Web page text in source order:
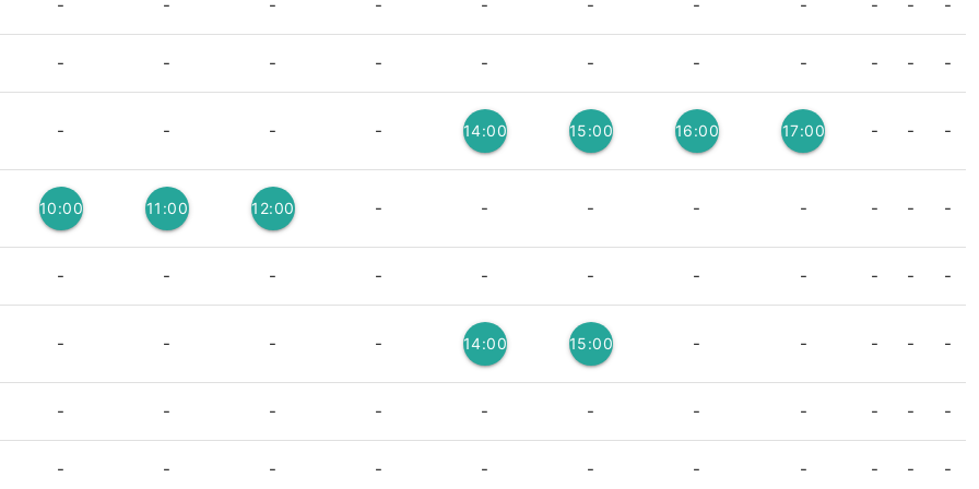
- - - - - - - - - - -
- - - - - - - - - - -
- - - - 14:00
3
15:00
3
16:00
3
17:00
3
- - -
10:00
3
11:00
3
12:00
3
- - - - - - - -
- - - - - - - - - - -
- - - - 14:00
3
15:00
3
- - - - -
- - - - - - - - - - -
- - - - - - - - - - -